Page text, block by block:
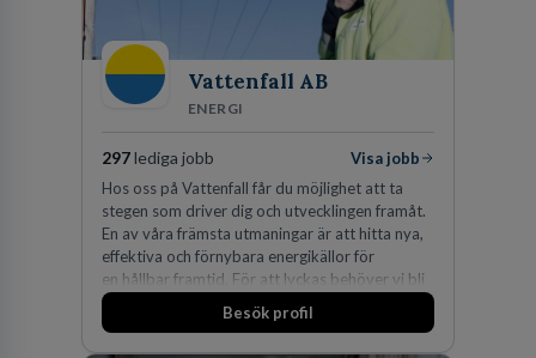
Vattenfall AB
ENERGI
297lediga jobb
Visa jobb
Hos oss på Vattenfall får du möjlighet att ta
stegen som driver dig och utvecklingen framåt.
En av våra främsta utmaningar är att hitta nya,
effektiva och förnybara energikällor för
en hållbar framtid. För att lyckas behöver vi bli
fler medarbetare som vill göra skillnad.
Besök profil